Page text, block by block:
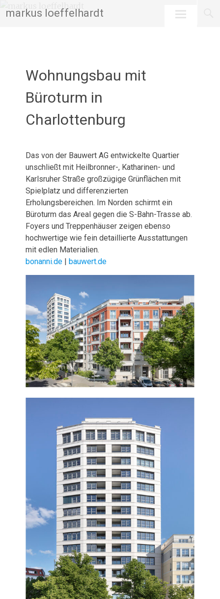
tomarkus loeffelhardt
Wohnungsbau mit
Büroturm in
Charlottenburg
Das von der Bauwert AG entwickelte Quartier
unschließt mit Heilbronner-, Katharinen- und
Karlsruher Straße großzügige Grünflächen mit
Spielplatz und differenzierten
Erholungsbereichen. Im Norden schirmt ein
Büroturm das Areal gegen die S-Bahn-Trasse ab.
Foyers und Treppenhäuser zeigen ebenso
hochwertige wie fein detaillierte Ausstattungen
mit edlen Materialien.
bonanni.de |bauwert.de